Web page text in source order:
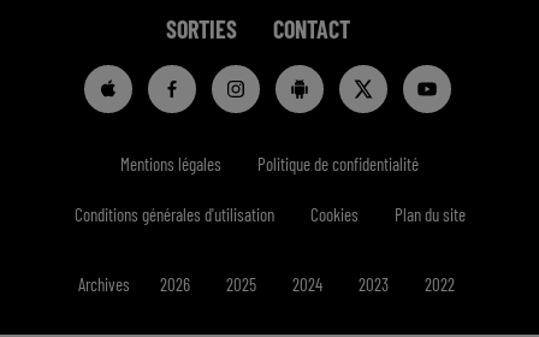
SORTIES CONTACT
Mentions légales Politique de confidentialité
Conditions générales d'utilisation Cookies Plan du site
Archives 2026 2025 2024 2023 2022